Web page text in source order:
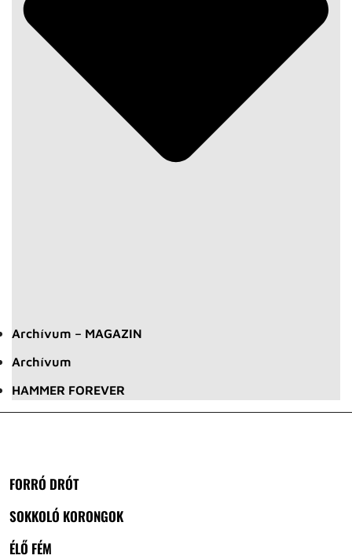
Archívum – MAGAZIN
Archívum
HAMMER FOREVER
FORRÓ DRÓT
SOKKOLÓ KORONGOK
ÉLŐ FÉM